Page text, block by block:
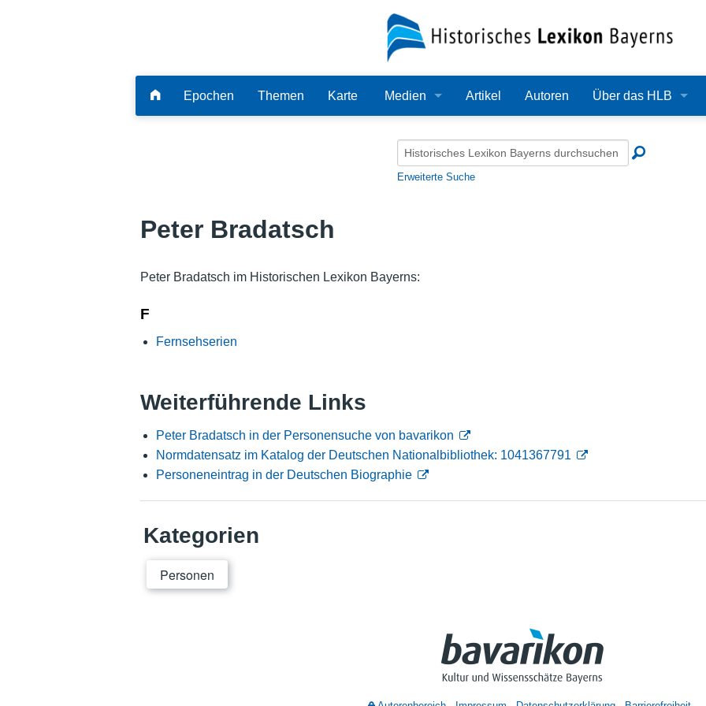
Epochen Themen Karte Medien
Audio
Alle Dateien
Artikel Autoren Über das HLB
Redaktion
Erweiterte Suche
Peter Bradatsch
Peter Bradatsch im Historischen Lexikon Bayerns:
F
Fernsehserien
Weiterführende Links
Peter Bradatsch in der Personensuche von bavarikon
Normdatensatz im Katalog der Deutschen Nationalbibliothek: 1041367791
Personeneintrag in der Deutschen Biographie
Kategorien
Personen